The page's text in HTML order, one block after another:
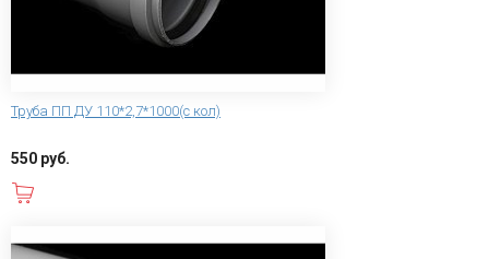
Труба ПП ДУ 110*2,7*1000(с кол)
550 руб.